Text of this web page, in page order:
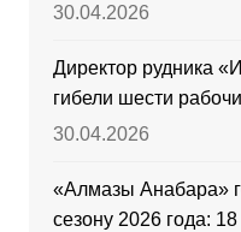
30.04.2026
Директор рудника
гибели шести
30.04.2026
«Алмазы Анабара»
сезону 2026 года: